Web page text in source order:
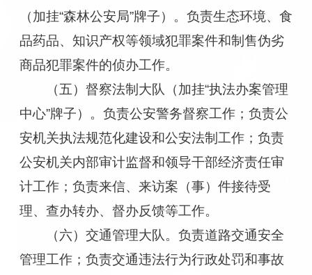
（加挂“森林公安局”牌子）。负责生态环境、食
品药品、知识产权等领域犯罪案件和制售伪劣
商品犯罪案件的侦办工作。
（五）督察法制大队（加挂“执法办案管理
中心”牌子）。负责公安警务督察工作；负责公
安机关执法规范化建设和公安法制工作；负责
公安机关内部审计监督和领导干部经济责任审
计工作；负责来信、来访案（事）件接待受
理、查办转办、督办反馈等工作。
（六）交通管理大队。负责道路交通安全
管理工作；负责交通违法行为行政处罚和事故